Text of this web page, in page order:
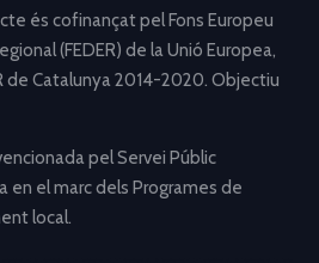
és cofinançat pel Fons Europeu
(FEDER) de la Unió Europea,
de Catalunya 2014-2020. Objectiu
pel Servei Públic
en el marc dels Programes de
local.